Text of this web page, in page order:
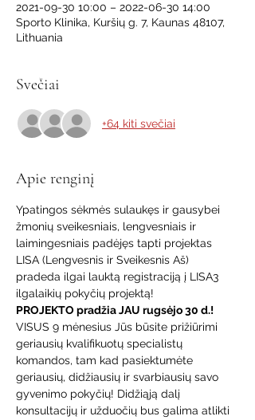
2021-09-30 10:00 – 2022-06-30 14:00
Sporto Klinika, Kuršių g. 7, Kaunas 48107,
Lithuania
Svečiai
+64 kiti svečiai
Apie renginį
Ypatingos sėkmės sulaukęs ir gausybei
žmonių sveikesniais, lengvesniais ir
laimingesniais padėjęs tapti projektas
LISA (Lengvesnis ir Sveikesnis Aš)
pradeda ilgai lauktą registraciją į LISA3
ilgalaikių pokyčių projektą!
PROJEKTO pradžia JAU rugsėjo 30 d.!
VISUS 9 mėnesius Jūs būsite prižiūrimi
geriausių kvalifikuotų specialistų
komandos, tam kad pasiektumėte
geriausių, didžiausių ir svarbiausių savo
gyvenimo pokyčių! Didžiąją dalį
konsultacijų ir užduočių bus galima atlikti